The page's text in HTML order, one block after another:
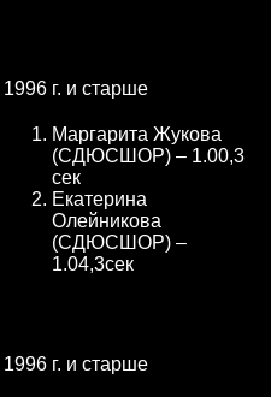
1996 г. и старше
Маргарита Жукова
(СДЮСШОР) – 1.00,3
сек
Екатерина
Олейникова
(СДЮСШОР) –
1.04,3сек
1996 г. и старше